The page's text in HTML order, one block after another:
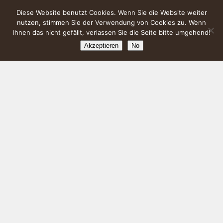
Diese Website benutzt Cookies. Wenn Sie die Website weiter
nutzen, stimmen Sie der Verwendung von Cookies zu. Wenn
Ihnen das nicht gefällt, verlassen Sie die Seite bitte umgehend!
Akzeptieren No